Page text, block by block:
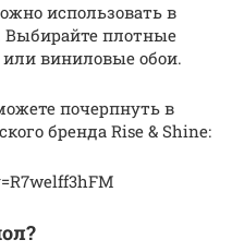
использовать в
Выбирайте плотные
виниловые обои.
почерпнуть в
бренда Rise & Shine: